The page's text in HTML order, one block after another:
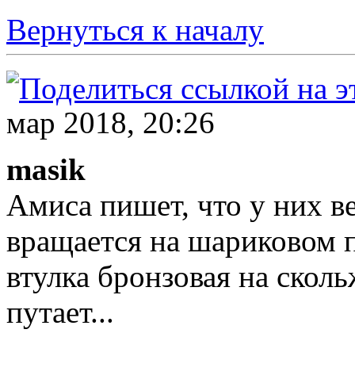
Вернуться к началу
мар 2018, 20:26
masik
Амиса пишет, что у них
вращается на
втулка бронзовая на
путает...